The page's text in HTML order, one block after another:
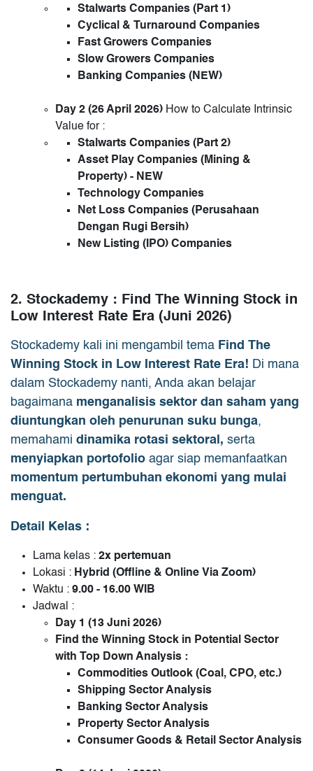
Stalwarts Companies (Part 1)
Cyclical & Turnaround Companies
Fast Growers Companies
Slow Growers Companies
Banking Companies (NEW)
Day 2 (26 April 2026) How to Calculate Intrinsic
Value for :
Stalwarts Companies (Part 2)
Asset Play Companies (Mining &
Property) - NEW
Technology Companies
Net Loss Companies (Perusahaan
Dengan Rugi Bersih)
New Listing (IPO) Companies
2. Stockademy : Find The Winning Stock in
Low Interest Rate Era (Juni 2026)
Stockademy kali ini mengambil tema Find The
Winning Stock in Low Interest Rate Era! Di mana
dalam Stockademy nanti, Anda akan belajar
bagaimana menganalisis sektor dan saham yang
diuntungkan oleh penurunan suku bunga,
memahami dinamika rotasi sektoral, serta
menyiapkan portofolio agar siap memanfaatkan
momentum pertumbuhan ekonomi yang mulai
menguat.
Detail Kelas :
Lama kelas : 2x pertemuan
Lokasi : Hybrid (Offline & Online Via Zoom)
Waktu : 9.00 - 16.00 WIB
Jadwal :
Day 1 (13 Juni 2026)
Find the Winning Stock in Potential Sector
with Top Down Analysis :
Commodities Outlook (Coal, CPO, etc.)
Shipping Sector Analysis
Banking Sector Analysis
Property Sector Analysis
Consumer Goods & Retail Sector Analysis